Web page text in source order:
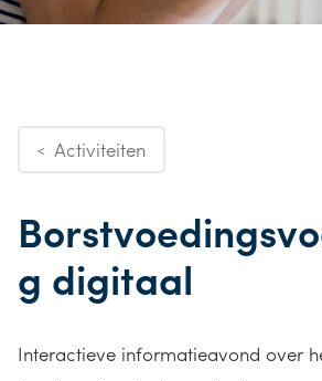
< Activiteiten
g digitaal
Interactieve informatieavond over